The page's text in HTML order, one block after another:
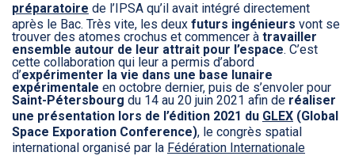
préparatoire de l’IPSA qu’il avait intégré directement
après le Bac. Très vite, les deux futurs ingénieurs vont se
trouver des atomes crochus et commencer à travailler
ensemble autour de leur attrait pour l’espace. C’est
cette collaboration qui leur a permis d’abord
d’expérimenter la vie dans une base lunaire
expérimentale en octobre dernier, puis de s’envoler pour
Saint-Pétersbourg du 14 au 20 juin 2021 afin de réaliser
une présentation lors de l’édition 2021 du GLEX (Global
Space Exporation Conference), le congrès spatial
international organisé par la Fédération Internationale